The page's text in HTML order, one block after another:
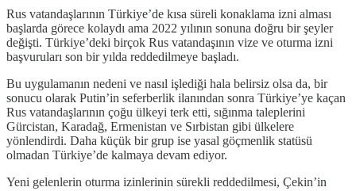
Rus vatandaşlarının Türkiye’de kısa süreli konaklama izni alması
başlarda görece kolaydı ama 2022 yılının sonuna doğru bir şeyler
değişti. Türkiye’deki birçok Rus vatandaşının vize ve oturma izni
başvuruları son bir yılda reddedilmeye başladı.
Bu uygulamanın nedeni ve nasıl işlediği hala belirsiz olsa da, bir
sonucu olarak Putin’in seferberlik ilanından sonra Türkiye’ye kaçan
Rus vatandaşlarının çoğu ülkeyi terk etti, sığınma taleplerini
Gürcistan, Karadağ, Ermenistan ve Sırbistan gibi ülkelere
yönlendirdi. Daha küçük bir grup ise yasal göçmenlik statüsü
olmadan Türkiye’de kalmaya devam ediyor.
Yeni gelenlerin oturma izinlerinin sürekli reddedilmesi, Çekin’in